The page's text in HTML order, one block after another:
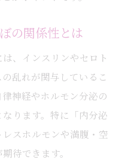
のない食欲コントロ
つぼでケア
働きかける理由
るさを緩和する方法
の関係性とは
、インスリンやセロト
乱れが関与しているこ
神経やホルモン分泌の
ります。特に「内分泌
スホルモンや満腹・空
待できます。